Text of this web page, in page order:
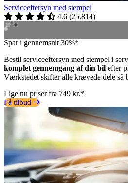
Serviceeftersyn med stempel
4.6 (25.814)
Spar i gennemsnit 30%*
Bestil serviceeftersyn med stempel i
komplet gennemgang af din bil efter
Værkstedet skifter alle krævede dele så
Lige nu priser fra 749 kr.*
Få tilbud